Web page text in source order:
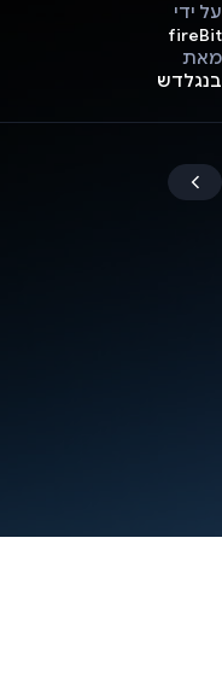
על ידי
fireBit
מאת
בנגלדש